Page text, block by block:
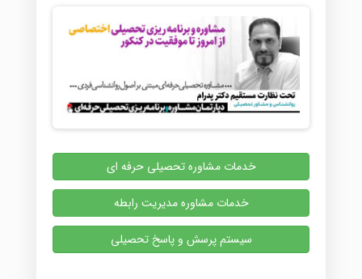
خدمات مشاوره تحصیلی حرفه ای
خدمات مشاوره مدیریت رابطه
سیستم پرسش و پاسخ تحصیلی